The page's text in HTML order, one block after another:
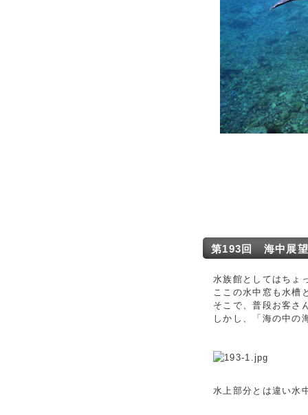
第193回 海中展望
水族館としてはちょ
ここの水中窓も水槽
そこで、普段お客さ
しかし、「海の中の
水上部分とは違い水